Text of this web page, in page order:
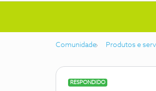
Comunidade Produtos e
RESPONDIDO